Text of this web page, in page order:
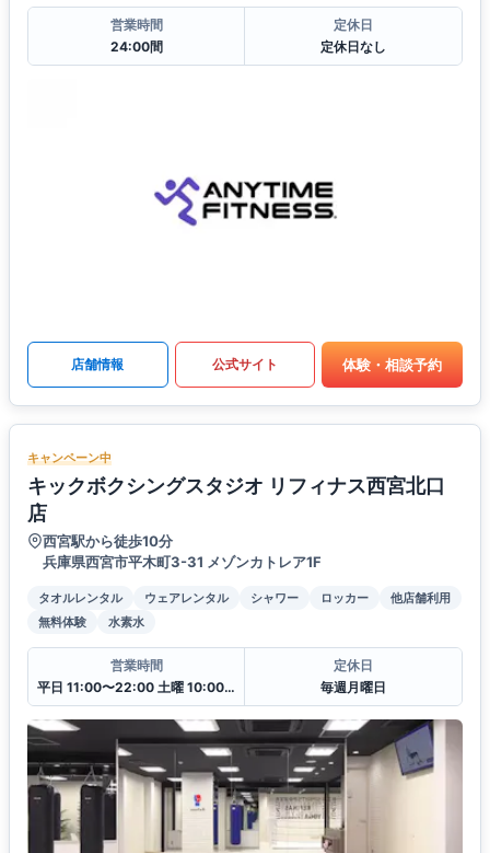
営業時間
24:00間
定休日
定休日なし
店舗情報 公式サイト 体験・相談予約
キャンペーン中
キックボクシングスタジオ リフィナス西宮北口
店
西宮駅から徒歩10分
兵庫県西宮市平木町3-31 メゾンカトレア1F
タオルレンタル ウェアレンタル シャワー ロッカー
他店舗利用
無料体験
水素水
営業時間
平日 11:00〜22:00 土曜 10:00〜20:00 日・祝 10:00〜18:00
定休日
毎週月曜日